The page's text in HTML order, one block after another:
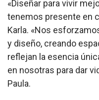
«Diseñar para vivir
tenemos presente en
Karla. «Nos
y diseño, creando
reflejan la esencia
en nosotras para dar
Paula.